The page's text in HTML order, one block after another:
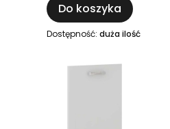
Do koszyka
Dostępność: duża ilość